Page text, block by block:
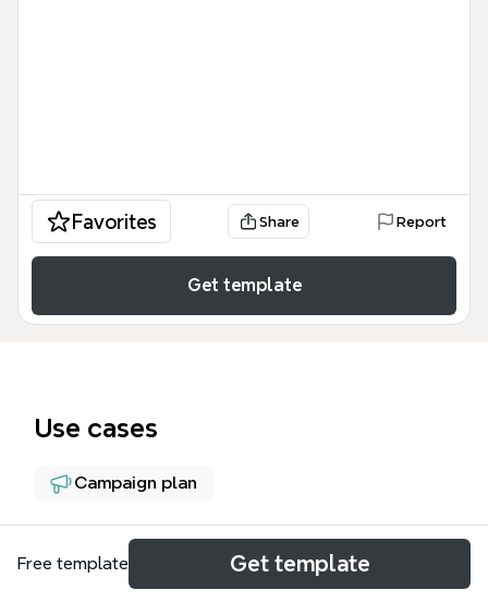
Favorites Share Report
Get template
Use cases
Campaign plan
About
Free template Get template